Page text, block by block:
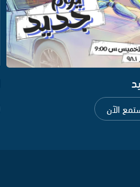
الآن